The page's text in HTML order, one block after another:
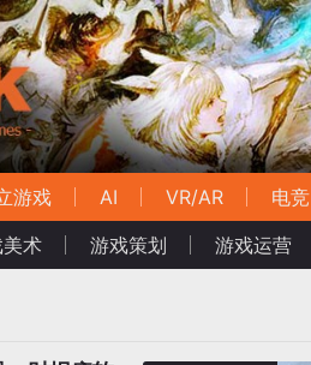
游戏 AI VR/AR
电竞
术 游戏策划 游戏运营